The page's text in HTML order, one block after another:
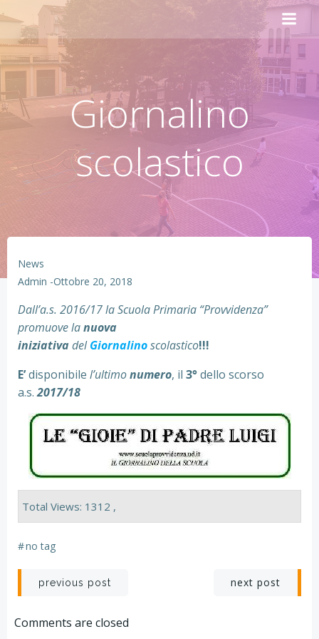
Vai
contenuto
Giornalino
scolastico
News
Admin -Ottobre 20, 2018
Dall’a.s. 2016/17 la Scuola Primaria “Provvidenza”
promuove lanuova
iniziativadelGiornalinoscolastico!!!
E’disponibile l’ultimonumero, il 3°dello scorso
a.s.2017/18
Total Views: 1312 ,
#no tag
Navigazione
articoli
previous post
Navigazione
next post
Comments are closed